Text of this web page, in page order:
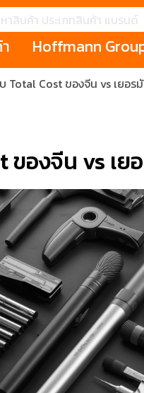
อร์นิรภัย (safety cutter)
สินค้
ะนำประเภทไขควง เค
มือสำหรับการทำงานในที่สูง
เ
machining / เครื่องมือใช้
ครื่องจักรและเครื่องCNC
2
เครื่
เค
and Cutting / เครื่อง
บงานขัด เจียร และตกแต่ง
6
เครื่
Hoffmann
GROUP STORY HOLEX
เหตุการณ์
Total Cost ของจีน vs เยอร
ของจีน vs เย